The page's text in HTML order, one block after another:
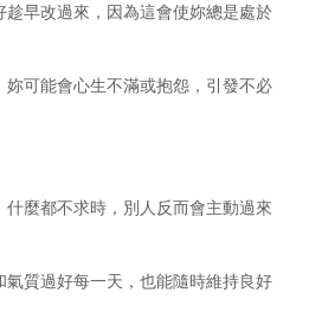
早改過來，因為這會使妳總是處於
可能會心生不滿或抱怨，引發不必
麼都不求時，別人反而會主動過來
質過好每一天，也能隨時維持良好